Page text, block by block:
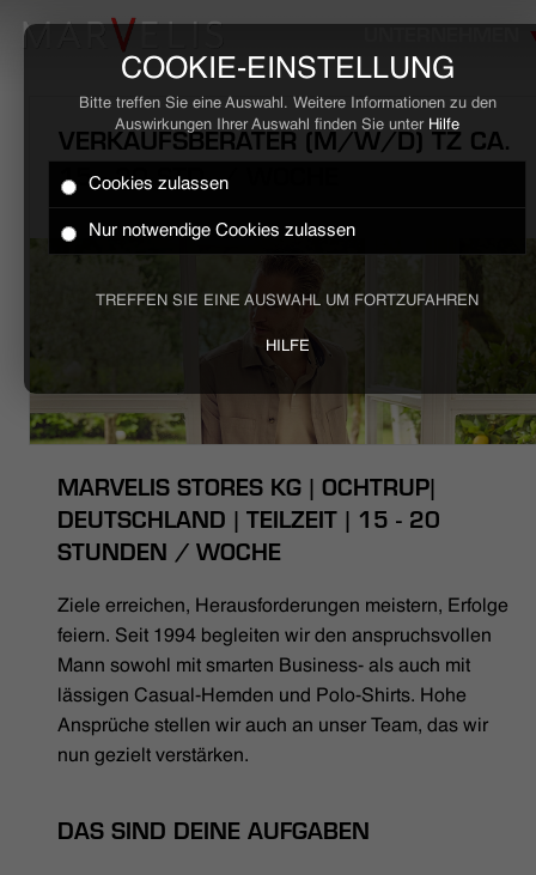
COOKIE-EINSTELLUNG
Bitte treffen Sie eine Auswahl. Weitere Informationen zu den
Auswirkungen Ihrer Auswahl finden Sie unter Hilfe
Cookies zulassen
Nur notwendige Cookies zulassen
TREFFEN SIE EINE AUSWAHL UM FORTZUFAHREN
HILFE
HOME
STELLENANGEBOTE
NACHHALTIGKEIT
HÄNDLERSUCHE
VERKAUFSBERATER (M/W/D) TZ CA.
15 - 20 STD. / WOCHE
MARVELIS STORES KG | OCHTRUP|
DEUTSCHLAND | TEILZEIT | 15 - 20
STUNDEN / WOCHE
Ziele erreichen, Herausforderungen meistern, Erfolge
feiern. Seit 1994 begleiten wir den anspruchsvollen
Mann sowohl mit smarten Business- als auch mit
lässigen Casual-Hemden und Polo-Shirts. Hohe
Ansprüche stellen wir auch an unser Team, das wir
nun gezielt verstärken.
DAS SIND DEINE AUFGABEN